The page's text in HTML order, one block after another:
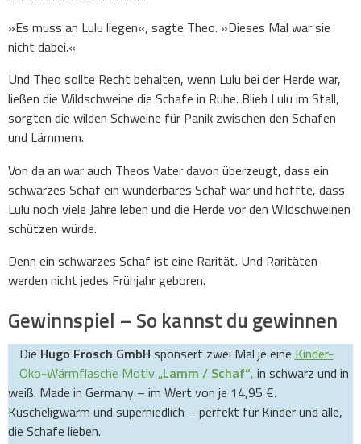
»Es muss an Lulu liegen«, sagte Theo. »Dieses Mal war sie
nicht dabei.«
Und Theo sollte Recht behalten, wenn Lulu bei der Herde war,
ließen die Wildschweine die Schafe in Ruhe. Blieb Lulu im Stall,
sorgten die wilden Schweine für Panik zwischen den Schafen
und Lämmern.
Von da an war auch Theos Vater davon überzeugt, dass ein
schwarzes Schaf ein wunderbares Schaf war und hoffte, dass
Lulu noch viele Jahre leben und die Herde vor den Wildschweinen
schützen würde.
Denn ein schwarzes Schaf ist eine Rarität. Und Raritäten
werden nicht jedes Frühjahr geboren.
Gewinnspiel – So kannst du gewinnen
DieHugo Frosch GmbHsponsert zwei Mal je eine Kinder-
Öko-Wärmflasche Motiv„Lamm / Schaf“, in schwarz und in
weiß. Made in Germany – im Wert von je 14,95 €.
Kuscheligwarm und superniedlich – perfekt für Kinder und alle,
die Schafe lieben.